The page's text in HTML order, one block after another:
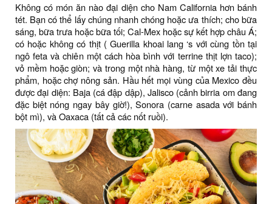
Không có món ăn nào đại diện cho Nam California hơn bánh
tét. Bạn có thể lấy chúng nhanh chóng hoặc ưa thích; cho bữa
sáng, bữa trưa hoặc bữa tối; Cal-Mex hoặc sự kết hợp châu Á;
có hoặc không có thịt ( Guerilla khoai lang ‘s với cùng tồn tại
ngô feta và chiên một cách hòa bình với terrine thịt lợn taco);
vỏ mềm hoặc giòn; và trong một nhà hàng, từ một xe tải thực
phẩm, hoặc chợ nông sản. Hầu hết mọi vùng của Mexico đều
được đại diện: Baja (cá đập dập), Jalisco (cảnh birria om đang
đặc biệt nóng ngay bây giờ!), Sonora (carne asada với bánh
bột mì), và Oaxaca (tất cả các nốt ruồi).